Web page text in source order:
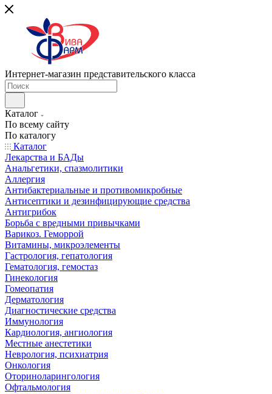
Интернет-магазин представительского класса
Каталог
По всему сайту
По каталогу
Каталог
Лекарства и БАДы
Анальгетики, спазмолитики
Аллергия
Антибактериальные и противомикробные
Антисептики и дезинфицирующие средства
Антигрибок
Борьба с вредными привычками
Варикоз. Геморрой
Витамины, микроэлементы
Гастрология, гепатология
Гематология, гемостаз
Гинекология
Гомеопатия
Дерматология
Диагностические средства
Иммунология
Кардиология, ангиология
Местные анестетики
Неврология, психиатрия
Онкология
Оториноларингология
Офтальмология